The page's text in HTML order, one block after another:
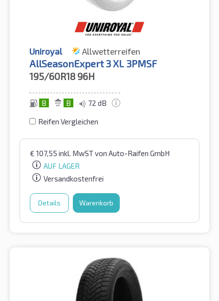
Uniroyal Allwetterreifen
AllSeasonExpert 3 XL 3PMSF
195/60R18 96H
B B 72 dB
Reifen Vergleichen
€ 107,55 inkl. MwSTvon Auto-Raifen GmbH
AUF LAGER
Versandkostenfrei
Details Warenkorb